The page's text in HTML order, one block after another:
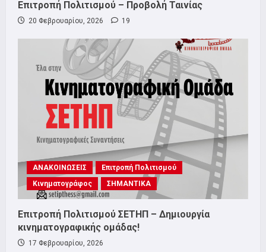
Επιτροπή Πολιτισμού – Προβολή Ταινίας
20 Φεβρουαρίου, 2026 19
ΑΝΑΚΟΙΝΩΣΕΙΣ
Επιτροπή Πολιτισμού
Κινηματογράφος
ΣΗΜΑΝΤΙΚΑ
Επιτροπή Πολιτισμού ΣΕΤΗΠ – Δημιουργία
κινηματογραφικής ομάδας!
17 Φεβρουαρίου, 2026